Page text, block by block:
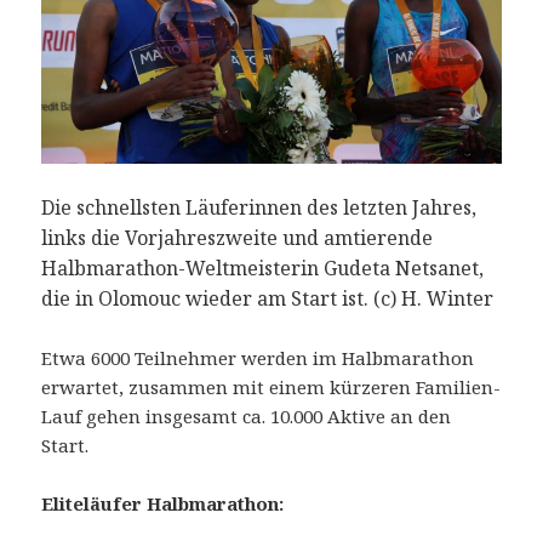
Die schnellsten Läuferinnen des letzten Jahres,
links die Vorjahreszweite und amtierende
Halbmarathon-Weltmeisterin Gudeta Netsanet,
die in Olomouc wieder am Start ist. (c) H. Winter
Etwa 6000 Teilnehmer werden im Halbmarathon
erwartet, zusammen mit einem kürzeren Familien-
Lauf gehen insgesamt ca. 10.000 Aktive an den
Start.
Eliteläufer Halbmarathon: